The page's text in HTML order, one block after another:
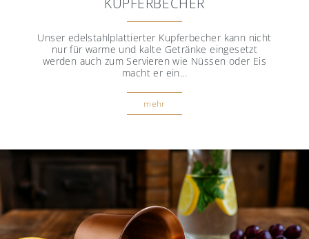
Unser edelstahlplattierter Kupferbecher kann nicht
nur für warme und kalte Getränke eingesetzt
werden auch zum Servieren wie Nüssen oder Eis
macht er ein...
mehr